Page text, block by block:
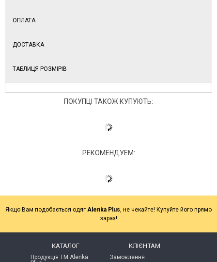
ОПЛАТА
ДОСТАВКА
ТАБЛИЦЯ РОЗМІРІВ
ПОКУПЦІ ТАКОЖ КУПУЮТЬ:
РЕКОМЕНДУЕМ:
Якщо Вам подобається одяг Alenka Plus , не чекайте! Купуйте його прямо
зараз!
КАТАЛОГ
Продукція ТМ Alenka
КЛІЄНТАМ
Замовлення